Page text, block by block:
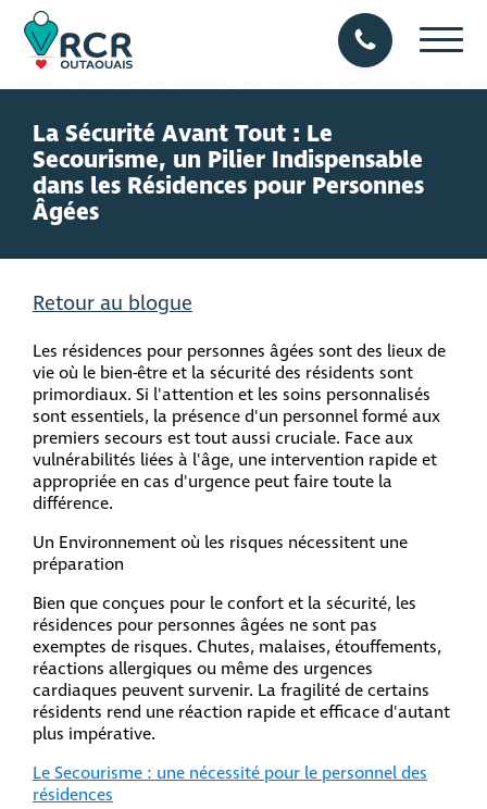
La Sécurité Avant Tout : Le
Secourisme, un Pilier Indispensable
dans les Résidences pour Personnes
Âgées
Retour au blogue
Les résidences pour personnes âgées sont des lieux de
vie où le bien-être et la sécurité des résidents sont
primordiaux. Si l'attention et les soins personnalisés
sont essentiels, la présence d'un personnel formé aux
premiers secours est tout aussi cruciale. Face aux
vulnérabilités liées à l'âge, une intervention rapide et
appropriée en cas d'urgence peut faire toute la
différence.
Un Environnement où les risques nécessitent une
préparation
Bien que conçues pour le confort et la sécurité, les
résidences pour personnes âgées ne sont pas
exemptes de risques. Chutes, malaises, étouffements,
réactions allergiques ou même des urgences
cardiaques peuvent survenir. La fragilité de certains
résidents rend une réaction rapide et efficace d'autant
plus impérative.
Le Secourisme : une nécessité pour le personnel des
résidences